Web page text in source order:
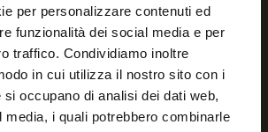
per personalizzare contenuti ed
funzionalità dei social media e per
traffico. Condividiamo inoltre
in cui utilizza il nostro sito con i
occupano di analisi dei dati web,
media, i quali potrebbero combinarle